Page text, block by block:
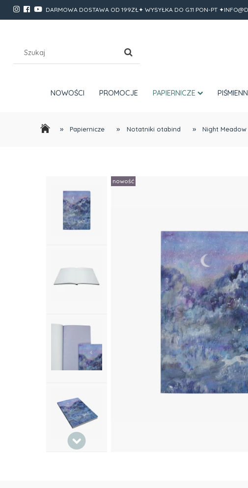
DARMOWA DOSTAWA OD 199ZŁ✦ WYSYŁKA DO G.11 PON-PT
NOWOŚCI PROMOCJE PAPIERNICZE
» Papiernicze » Notatniki otabind » Night
nowość